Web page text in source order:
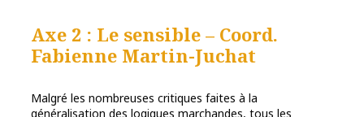
Axe 2 : Le sensible – Coord.
Fabienne Martin-Juchat
Malgré les nombreuses critiques faites à la
généralisation des logiques marchandes, tous les